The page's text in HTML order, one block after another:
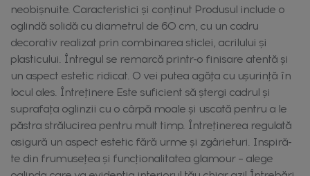
neobișnuite. Caracteristici și conținut Produsul include o
oglindă solidă cu diametrul de 60 cm, cu un cadru
decorativ realizat prin combinarea sticlei, acrilului și
plasticului. Întregul se remarcă printr-o finisare atentă și
un aspect estetic ridicat. O vei putea agăța cu ușurință în
locul ales. Întreținere Este suficient să ștergi cadrul și
suprafața oglinzii cu o cârpă moale și uscată pentru a le
păstra strălucirea pentru mult timp. Întreținerea regulată
asigură un aspect estetic fără urme și zgârieturi. Inspiră-
te din frumusețea și funcționalitatea glamour – alege